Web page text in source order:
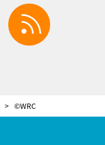
facebook
©WRC